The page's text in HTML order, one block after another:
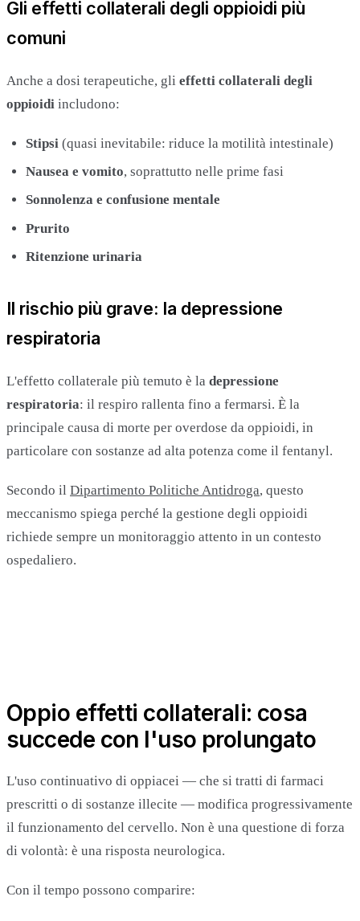
Gli effetti collaterali degli oppioidi più
comuni
Anche a dosi terapeutiche, gli effetti collaterali degli
oppioidi includono:
Stipsi (quasi inevitabile: riduce la motilità intestinale)
Nausea e vomito, soprattutto nelle prime fasi
Sonnolenza e confusione mentale
Prurito
Ritenzione urinaria
Il rischio più grave: la depressione
respiratoria
L'effetto collaterale più temuto è la depressione
respiratoria: il respiro rallenta fino a fermarsi. È la
principale causa di morte per overdose da oppioidi, in
particolare con sostanze ad alta potenza come il fentanyl.
Secondo il Dipartimento Politiche Antidroga, questo
meccanismo spiega perché la gestione degli oppioidi
richiede sempre un monitoraggio attento in un contesto
ospedaliero.
Oppio effetti collaterali: cosa
succede con l'uso prolungato
L'uso continuativo di oppiacei — che si tratti di farmaci
prescritti o di sostanze illecite — modifica progressivamente
il funzionamento del cervello. Non è una questione di forza
di volontà: è una risposta neurologica.
Con il tempo possono comparire: